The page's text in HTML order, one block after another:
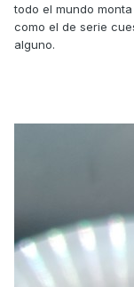
todo el mundo
como el de serie
alguno.